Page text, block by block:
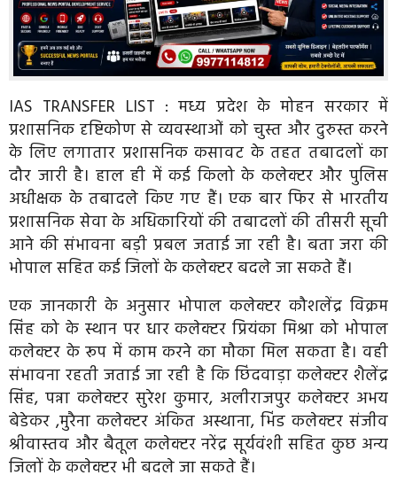
IAS TRANSFER LIST : मध्य प्रदेश के मोहन सरकार में
प्रशासनिक दृष्टिकोण से व्यवस्थाओं को चुस्त और दुरुस्त करने
के लिए लगातार प्रशासनिक कसावट के तहत तबादलों का
दौर जारी है। हाल ही में कई किलो के कलेक्टर और पुलिस
अधीक्षक के तबादले किए गए हैं। एक बार फिर से भारतीय
प्रशासनिक सेवा के अधिकारियों की तबादलों की तीसरी सूची
आने की संभावना बड़ी प्रबल जताई जा रही है। बता जरा की
भोपाल सहित कई जिलों के कलेक्टर बदले जा सकते हैं।
एक जानकारी के अनुसार भोपाल कलेक्टर कौशलेंद्र विक्रम
सिंह को के स्थान पर धार कलेक्टर प्रियंका मिश्रा को भोपाल
कलेक्टर के रूप में काम करने का मौका मिल सकता है। वही
संभावना रहती जताई जा रही है कि छिंदवाड़ा कलेक्टर शैलेंद्र
सिंह, पन्ना कलेक्टर सुरेश कुमार, अलीराजपुर कलेक्टर अभय
बेडेकर ,मुरैना कलेक्टर अंकित अस्थाना, भिंड कलेक्टर संजीव
श्रीवास्तव और बैतूल कलेक्टर नरेंद्र सूर्यवंशी सहित कुछ अन्य
जिलों के कलेक्टर भी बदले जा सकते हैं।